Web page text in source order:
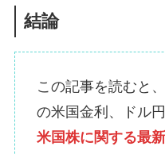
結論
この記事を読むと
の米国金利、ドル
米国株に関する最